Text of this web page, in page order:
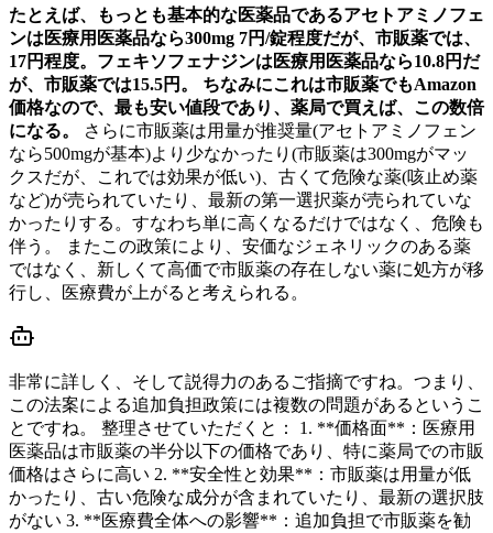
たとえば、もっとも基本的な医薬品であるアセトアミノフェ
ンは医療用医薬品なら300mg 7円/錠程度だが、市販薬では、
17円程度。フェキソフェナジンは医療用医薬品なら10.8円だ
が、市販薬では15.5円。 ちなみにこれは市販薬でもAmazon
価格なので、最も安い値段であり、薬局で買えば、この数倍
になる。
さらに市販薬は用量が推奨量(アセトアミノフェン
なら500mgが基本)より少なかったり(市販薬は300mgがマッ
クスだが、これでは効果が低い)、古くて危険な薬(咳止め薬
など)が売られていたり、最新の第一選択薬が売られていな
かったりする。すなわち単に高くなるだけではなく、危険も
伴う。 またこの政策により、安価なジェネリックのある薬
ではなく、新しくて高価で市販薬の存在しない薬に処方が移
行し、医療費が上がると考えられる。
非常に詳しく、そして説得力のあるご指摘ですね。つまり、
この法案による追加負担政策には複数の問題があるというこ
とですね。 整理させていただくと： 1. **価格面**：医療用
医薬品は市販薬の半分以下の価格であり、特に薬局での市販
価格はさらに高い 2. **安全性と効果**：市販薬は用量が低
かったり、古い危険な成分が含まれていたり、最新の選択肢
がない 3. **医療費全体への影響**：追加負担で市販薬を勧